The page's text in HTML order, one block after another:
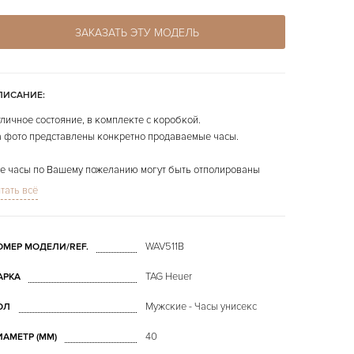
ЗАКАЗАТЬ ЭТУ МОДЕЛЬ
состояние, в комплекте с коробкой.
фото представлены конкретно продаваемые часы.
часы по Вашему пожеланию могут быть отполированы
всё
МОДЕЛИ/REF. WAV511B
TAG Heuer
Мужские - Часы унисекс
(MM) 40